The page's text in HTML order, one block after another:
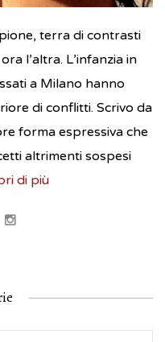
terra di contrasti
l’altra. L’infanzia in
a Milano hanno
di conflitti. Scrivo da
forma espressiva che
altrimenti sospesi
di più